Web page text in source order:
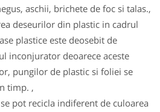
aschii, brichete de foc si talas.,
deseurilor din plastic in cadrul
plastice este deosebit de
inconjurator deoarece aceste
pungilor de plastic si foliei se
timp. ,
pot recicla indiferent de culoarea